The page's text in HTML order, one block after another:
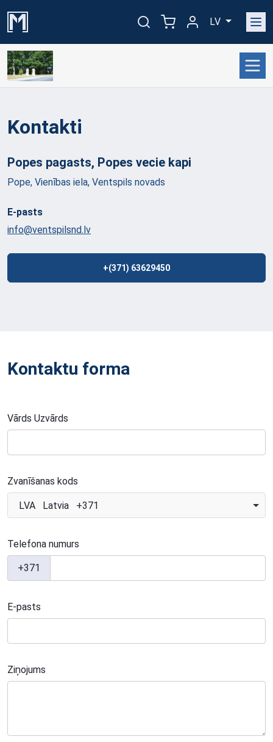
LV
Kontakti
Popes pagasts, Popes vecie kapi
Pope, Vienības iela, Ventspils novads
E-pasts
info@ventspilsnd.lv
+(371) 63629450
Kontaktu forma
Vārds Uzvārds
Zvanīšanas kods
LVA Latvia +371
Telefona numurs
+371
E-pasts
Ziņojums